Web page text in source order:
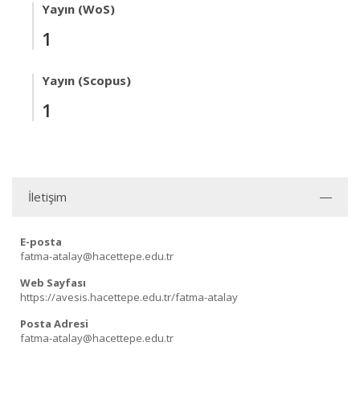
Yayın (WoS)
1
Yayın (Scopus)
1
İletişim
E-posta
fatma-atalay@hacettepe.edu.tr
Web Sayfası
https://avesis.hacettepe.edu.tr/fatma-atalay
Posta Adresi
fatma-atalay@hacettepe.edu.tr